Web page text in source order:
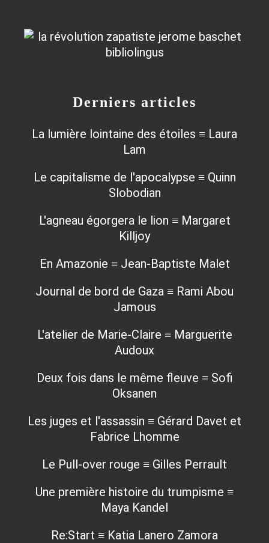
Derniers articles
La lumière lointaine des étoiles ≡ Laura
Lam
Le capitalisme de l'apocalypse ≡ Quinn
Slobodian
L'agneau égorgera le lion ≡ Margaret
Killjoy
En Amazonie ≡ Jean-Baptiste Malet
Journal de bord de Gaza ≡ Rami Abou
Jamous
L'atelier de Marie-Claire ≡ Marguerite
Audoux
Deux fois dans le même fleuve ≡ Sofi
Oksanen
Les juges et l'assassin ≡ Gérard Davet et
Fabrice Lhomme
Le Pull-over rouge ≡ Gilles Perrault
Une première histoire du trumpisme ≡
Maya Kandel
Re:Start ≡ Katia Lanero Zamora